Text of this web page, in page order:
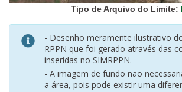
Tipo de Arquivo do Limite:
- Desenho meramente ilustrativo
RPPN que foi gerado através das
inseridas no SIMRPPN.
- A imagem de fundo não
a área, pois pode existir uma